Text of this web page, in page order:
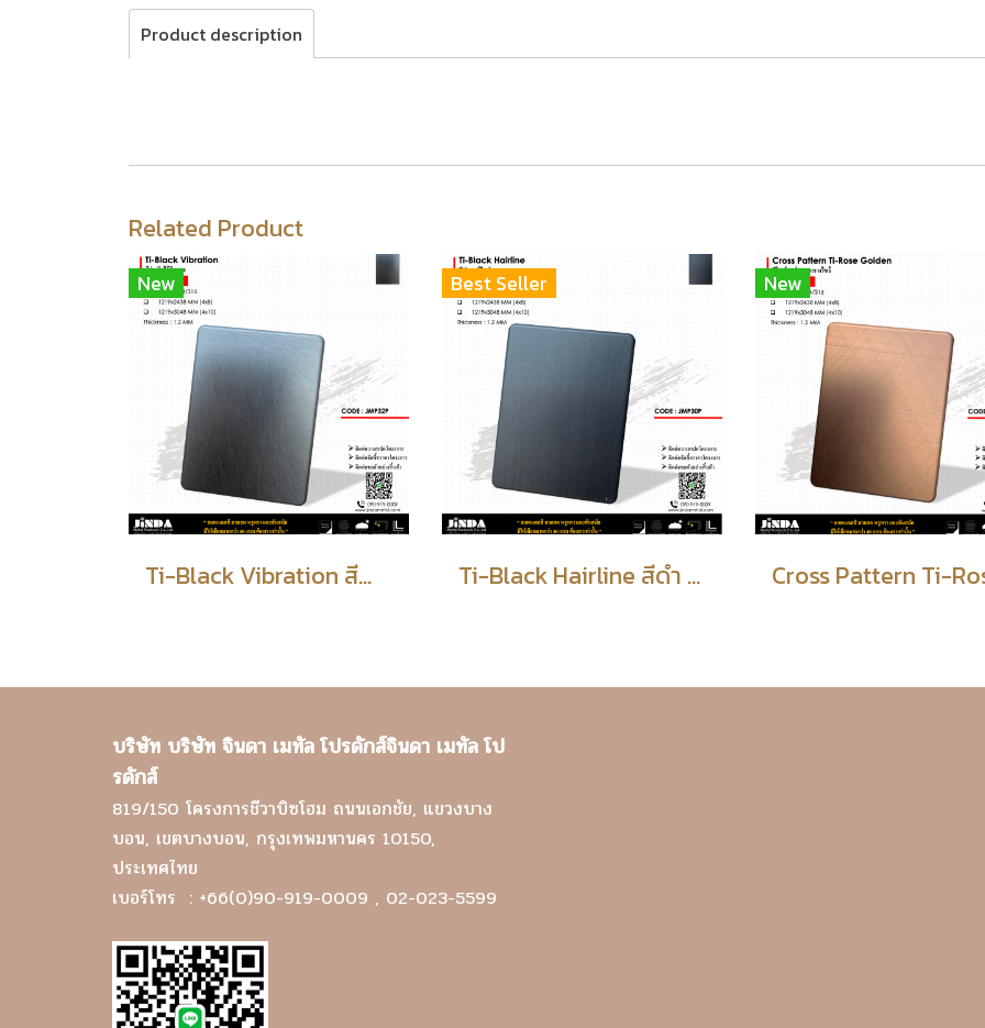
Product description
Related Product
New
Ti-Black Vibration สีดำ ขัดไร้ทิศทาง
Best Seller
Ti-Black Hairline สีดำ แฮร์ไลน์
New
บริษัท บริษัท จินดา เมทัล โปรดักส์จินดา เมทัล โป
รดักส์
819/150 โครงการชีวาบิซโฮม ถนนเอกชัย, แขวงบาง
บอน, เขตบางบอน, กรุงเทพมหานคร 10150,
ประเทศไทย
เบอร์โทร : +66(0)90-919-0009 , 02-023-5599